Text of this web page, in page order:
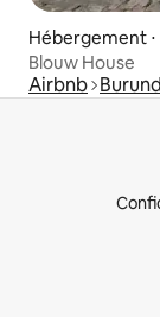
Hébergement
Blouw House
Airbnb